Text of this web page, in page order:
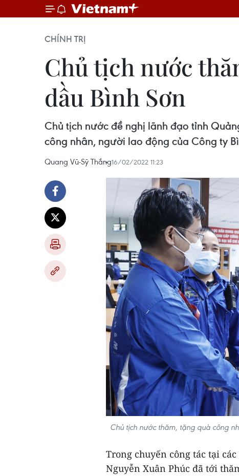
CHÍNH TRỊ
Chủ tịch nước
dầu Bình Sơn
Chủ tịch nước đề nghị lãnh đạo tỉnh
công nhân, người lao động của Công ty
Quang Vũ-Sỹ Thắng16/02/2022 11:23
Chủ tịch nước thăm, tặng quà công
Trong chuyến công tác tại
Nguyễn Xuân Phúc đã tới